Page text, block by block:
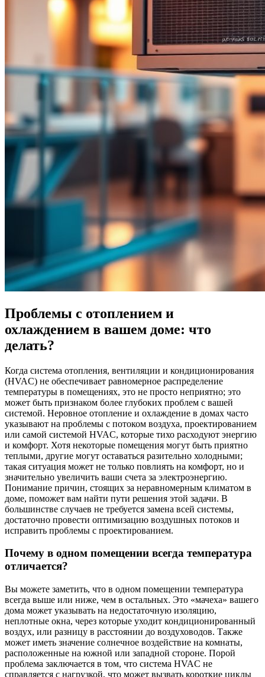
Проблемы с отоплением и
охлаждением в вашем доме: что
делать?
Когда система отопления, вентиляции и кондиционирования
(HVAC) не обеспечивает равномерное распределение
температуры в помещениях, это не просто неприятно; это
может быть признаком более глубоких проблем с вашей
системой. Неровное отопление и охлаждение в домах часто
указывают на проблемы с потоком воздуха, проектированием
или самой системой HVAC, которые тихо расходуют энергию
и комфорт. Хотя некоторые помещения могут быть приятно
теплыми, другие могут оставаться разительно холодными;
такая ситуация может не только повлиять на комфорт, но и
значительно увеличить ваши счета за электроэнергию.
Понимание причин, стоящих за неравномерным климатом в
доме, поможет вам найти пути решения этой задачи. В
большинстве случаев не требуется замена всей системы,
достаточно провести оптимизацию воздушных потоков и
исправить проблемы с проектированием.
Почему в одном помещении всегда температура
отличается?
Вы можете заметить, что в одном помещении температура
всегда выше или ниже, чем в остальных. Это «мачеха» вашего
дома может указывать на недостаточную изоляцию,
неплотные окна, через которые уходит кондиционированный
воздух, или разницу в расстоянии до воздуховодов. Также
может иметь значение солнечное воздействие на комнаты,
расположенные на южной или западной стороне. Порой
проблема заключается в том, что система HVAC не
справляется с нагрузкой, что может вызвать короткие циклы